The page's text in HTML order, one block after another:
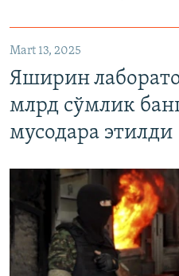
Mart 13, 2025
Яширин
млрд сўмлик
мусодара этилди